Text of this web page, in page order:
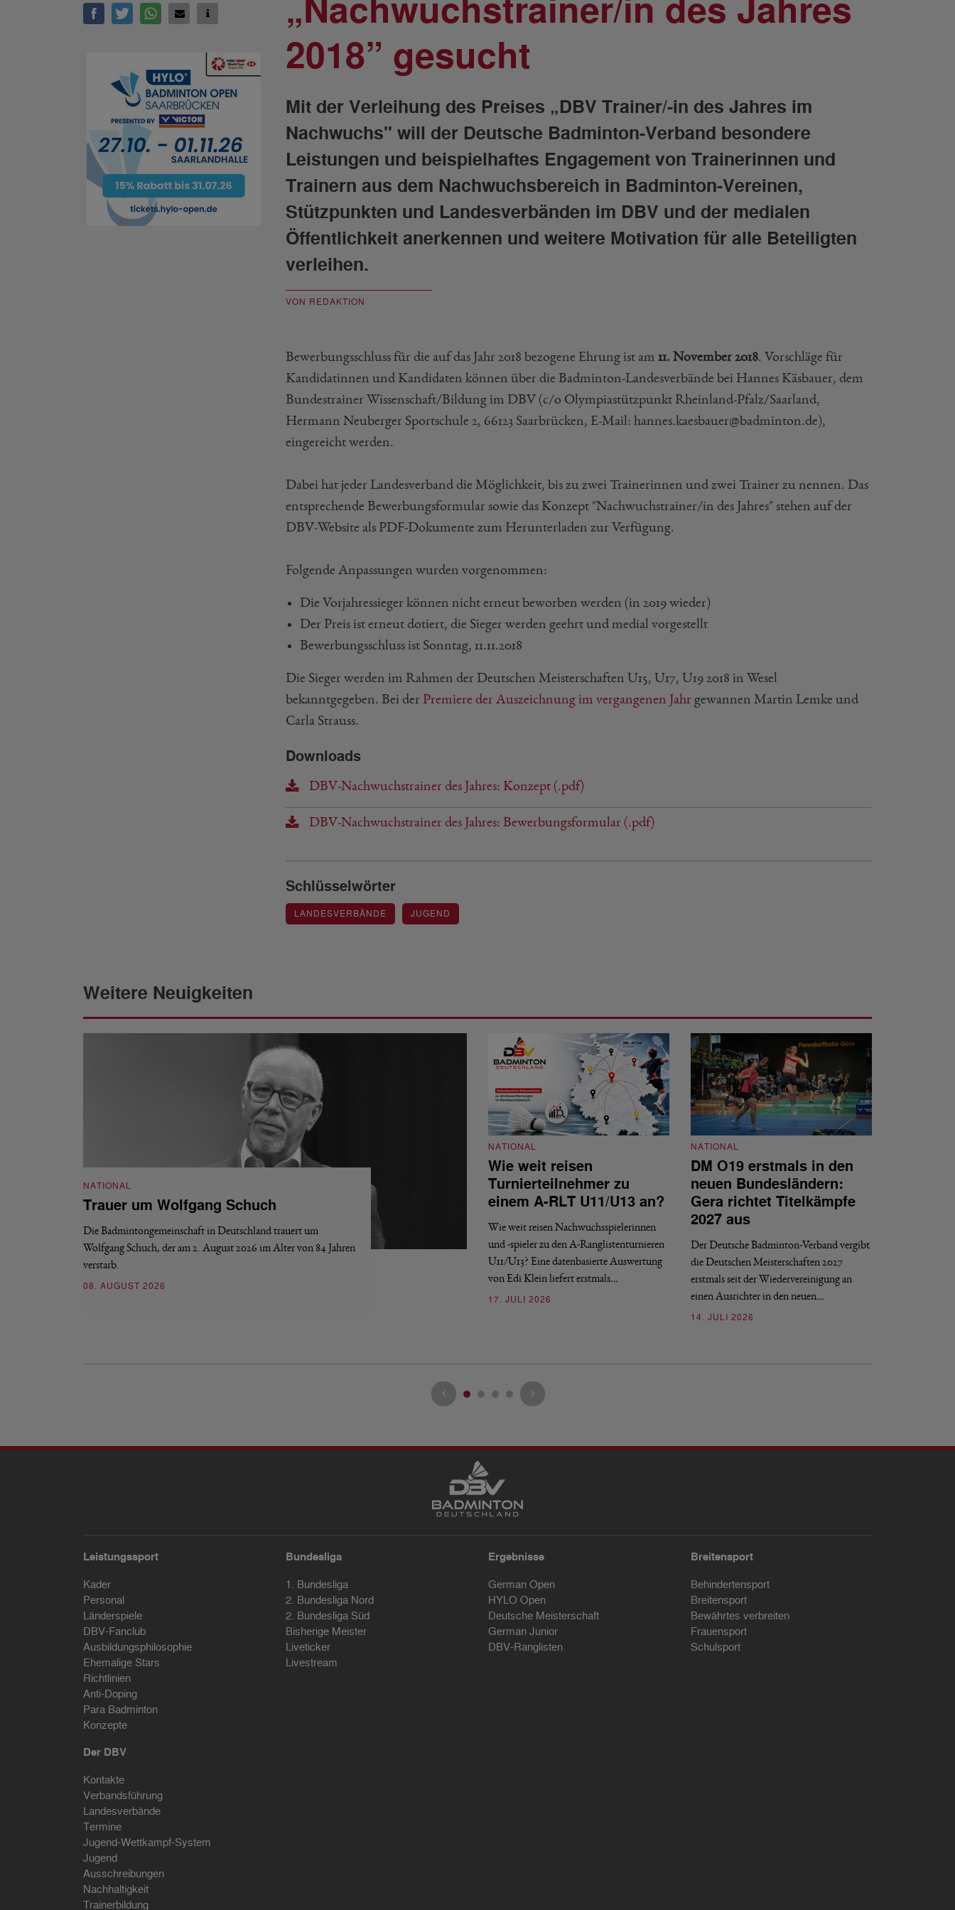
„Nachwuchstrainer/in des Jahres
2018” gesucht
Mit der Verleihung des Preises „DBV Trainer/-in des Jahres im
Nachwuchs" will der Deutsche Badminton-Verband besondere
Leistungen und beispielhaftes Engagement von Trainerinnen und
Trainern aus dem Nachwuchsbereich in Badminton-Vereinen,
Stützpunkten und Landesverbänden im DBV und der medialen
Öffentlichkeit anerkennen und weitere Motivation für alle Beteiligten
verleihen.
VON REDAKTION
Bewerbungsschluss für die auf das Jahr 2018 bezogene Ehrung ist am 11. November 2018. Vorschläge für
Kandidatinnen und Kandidaten können über die Badminton-Landesverbände bei Hannes Käsbauer, dem
Bundestrainer Wissenschaft/Bildung im DBV (c/o Olympiastützpunkt Rheinland-Pfalz/Saarland,
Hermann Neuberger Sportschule 2, 66123 Saarbrücken, E-Mail: hannes.kaesbauer@badminton.de),
eingereicht werden.
Dabei hat jeder Landesverband die Möglichkeit, bis zu zwei Trainerinnen und zwei Trainer zu nennen. Das
entsprechende Bewerbungsformular sowie das Konzept "Nachwuchstrainer/in des Jahres" stehen auf der
DBV-Website als PDF-Dokumente zum Herunterladen zur Verfügung.
Folgende Anpassungen wurden vorgenommen:
Die Vorjahressieger können nicht erneut beworben werden (in 2019 wieder)
Der Preis ist erneut dotiert, die Sieger werden geehrt und medial vorgestellt
Bewerbungsschluss ist Sonntag, 11.11.2018
Die Sieger werden im Rahmen der Deutschen Meisterschaften U15, U17, U19 2018 in Wesel
bekanntgegeben. Bei der Premiere der Auszeichnung im vergangenen Jahr gewannen Martin Lemke und
Carla Strauss.
Downloads
DBV-Nachwuchstrainer des Jahres: Konzept (.pdf)
DBV-Nachwuchstrainer des Jahres: Bewerbungsformular (.pdf)
Schlüsselwörter
LANDESVERBÄNDE JUGEND
Weitere Neuigkeiten
NATIONAL
Trauer um Wolfgang Schuch
Die Badmintongemeinschaft in Deutschland trauert um
Wolfgang Schuch, der am 2. August 2026 im Alter von 84 Jahren
verstarb.
08. AUGUST 2026
NATIONAL
Wie weit reisen
Turnierteilnehmer zu
einem A-RLT U11/U13 an?
Wie weit reisen Nachwuchsspielerinnen
und -spieler zu den A-Ranglistenturnieren
U11/U13? Eine datenbasierte Auswertung
von Edi Klein liefert erstmals…
17. JULI 2026
NATIONAL
DM O19 erstmals in den
neuen Bundesländern:
Gera richtet Titelkämpfe
2027 aus
Der Deutsche Badminton-Verband vergibt
die Deutschen Meisterschaften 2027
erstmals seit der Wiedervereinigung an
einen Ausrichter in den neuen…
14. JULI 2026
Leistungssport
Kader
Personal
Länderspiele
DBV-Fanclub
Ausbildungsphilosophie
Ehemalige Stars
Richtlinien
Anti-Doping
Para Badminton
Konzepte
Bundesliga
1. Bundesliga
2. Bundesliga Nord
2. Bundesliga Süd
Bisherige Meister
Liveticker
Livestream
Ergebnisse
German Open
HYLO Open
Deutsche Meisterschaft
German Junior
DBV-Ranglisten
Breitensport
Behindertensport
Breitensport
Bewährtes verbreiten
Frauensport
Schulsport
Der DBV
Kontakte
Verbandsführung
Landesverbände
Termine
Jugend-Wettkampf-System
Jugend
Ausschreibungen
Nachhaltigkeit
Trainerbildung